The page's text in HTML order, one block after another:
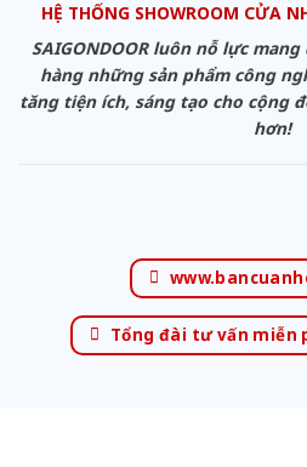
HỆ THỐNG SHOWROOM CỬA
SAIGONDOOR luôn nỗ lực
hàng những sản phẩm công
tăng tiện ích, sáng tạo cho cộng
hơn!
Tổng đài tư vấn miễn